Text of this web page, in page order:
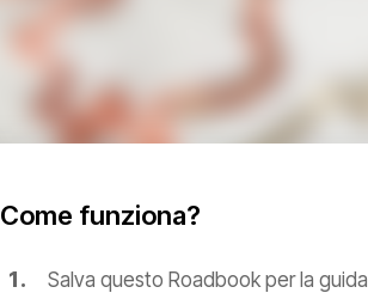
Come funziona?
Salva questo Roadbook per la guida